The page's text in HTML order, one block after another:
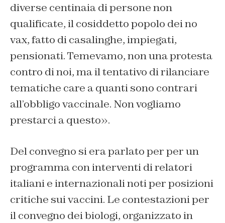
diverse centinaia di persone non
qualificate, il cosiddetto popolo dei no
vax, fatto di casalinghe, impiegati,
pensionati. Temevamo, non una protesta
contro di noi, ma il tentativo di rilanciare
tematiche care a quanti sono contrari
all’obbligo vaccinale. Non vogliamo
prestarci a questo».
Del convegno si era parlato per per un
programma con interventi di relatori
italiani e internazionali noti per posizioni
critiche sui vaccini. Le contestazioni per
il convegno dei biologi, organizzato in